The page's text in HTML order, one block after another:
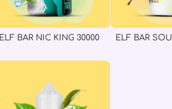
ELF BAR NIC KING 30000 ELF BAR